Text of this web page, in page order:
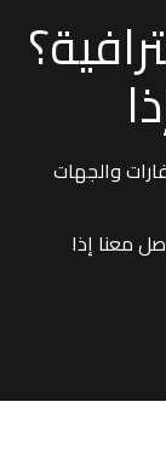
والجهات
معنا إذا